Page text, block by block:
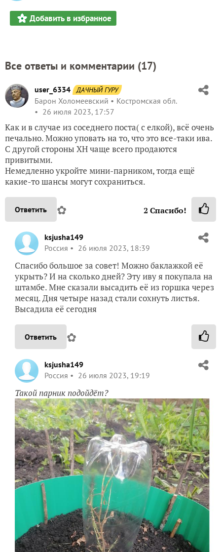
Добавить в избранное
Все ответы и комментарии (17)
user_6334 ДАЧНЫЙ ГУРУ
Барон Холомеевский
Костромская обл.
26 июля 2023, 17:57
Как и в случае из соседнего поста( с елкой), всё очень
печально. Можно уповать на то, что это все-таки ива.
С другой стороны ХН чаще всего продаются
привитыми.
Немедленно укройте мини-парником, тогда ещё
какие-то шансы могут сохраниться.
Ответить ✿ 2 Спасибо!
ksjusha149
Россия
26 июля 2023, 18:39
Спасибо большое за совет! Можно баклажкой её
укрыть? И на сколько дней? Эту иву я покупала на
штамбе. Мне сказали высадить её из горшка через
месяц. Дня четыре назад стали сохнуть листья.
Высадила её сегодня
Ответить ✿
ksjusha149
Россия
26 июля 2023, 19:19
Такой парник подойдёт?